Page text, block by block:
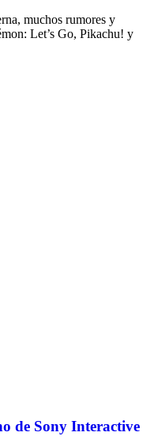
muchos rumores y
Let’s Go, Pikachu! y
de Sony Interactive